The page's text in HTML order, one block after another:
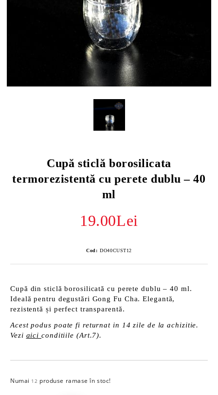
Cupă sticlă borosilicata
termorezistentă cu perete dublu – 40
ml
19.00Lei
Cod: DO40CUST12
Cupă din sticlă borosilicată cu perete dublu – 40 ml.
Ideală pentru degustări Gong Fu Cha. Elegantă,
rezistentă și perfect transparentă.
Acest podus poate fi returnat in 14 zile de la achizitie.
Vezi aici conditiile (Art.7).
Numai 12 produse ramase în stoc!